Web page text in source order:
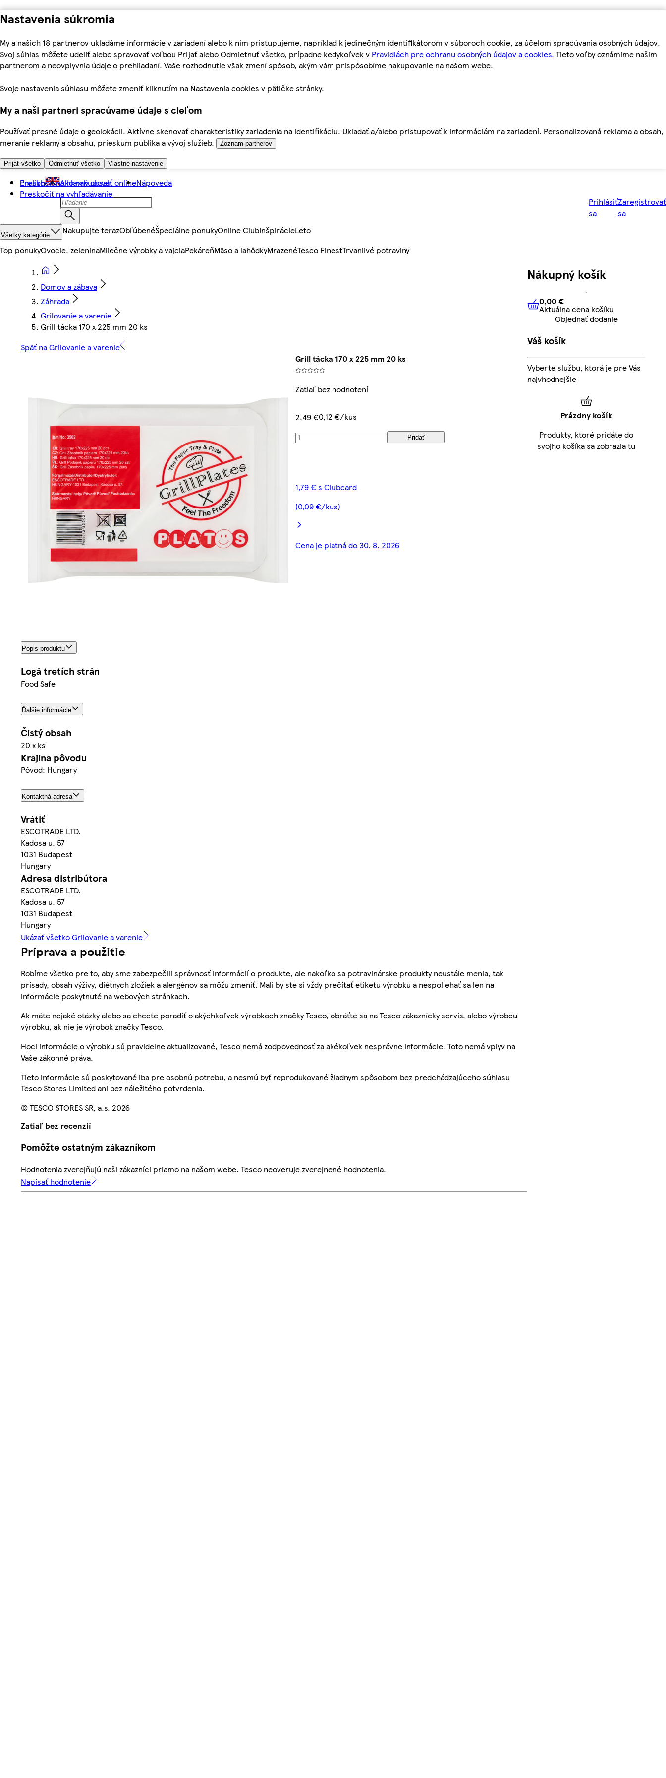
Nastavenia súkromia
My a našich 18 partnerov ukladáme informácie v zariadení alebo k nim pristupujeme, napríklad k jedinečným identifikátorom v súboroch cookie, za účelom spracúvania osobných údajov.
Svoj súhlas môžete udeliť alebo spravovať voľbou Prijať alebo Odmietnuť všetko, prípadne kedykoľvek v Pravidlách pre ochranu osobných údajov a cookies. Tieto voľby oznámime našim
partnerom a neovplyvnia údaje o prehliadaní. Vaše rozhodnutie však zmení spôsob, akým vám prispôsobíme nakupovanie na našom webe.
Svoje nastavenia súhlasu môžete zmeniť kliknutím na Nastavenia cookies v pätičke stránky.
My a naši partneri spracúvame údaje s cieľom
Používať presné údaje o geolokácii. Aktívne skenovať charakteristiky zariadenia na identifikáciu. Ukladať a/alebo pristupovať k informáciám na zariadení. Personalizovaná reklama a obsah,
meranie reklamy a obsahu, prieskum publika a vývoj služieb.
Zoznam partnerov
Prijať všetko Odmietnuť všetko Vlastné nastavenie
Preskočiť na hlavný obsah
Preskočiť na vyhľadávanie
English Ako nakupovať onlineNápoveda
Prihlásiť
sa
Zaregistrovať
sa
Všetky kategórie Nakupujte terazObľúbenéŠpeciálne ponukyOnline ClubInšpirácieLeto
Top ponukyOvocie, zeleninaMliečne výrobky a vajciaPekáreňMäso a lahôdkyMrazenéTesco FinestTrvanlivé potraviny
Domov a zábava
Záhrada
Grilovanie a varenie
Grill tácka 170 x 225 mm 20 ks
Späť na Grilovanie a varenie
Grill tácka 170 x 225 mm 20 ks
Zatiaľ bez hodnotení
2,49 €0,12 €/kus
Pridať
1,79 € s Clubcard
(0,09 €/kus)
Cena je platná do 30. 8. 2026
Popis produktu
Logá tretích strán
Food Safe
Ďalšie informácie
Čistý obsah
20 x ks
Krajina pôvodu
Pôvod: Hungary
Kontaktná adresa
Vrátiť
ESCOTRADE LTD.
Kadosa u. 57
1031 Budapest
Hungary
Adresa distribútora
ESCOTRADE LTD.
Kadosa u. 57
1031 Budapest
Hungary
Ukázať všetko Grilovanie a varenie
Príprava a použitie
Robíme všetko pre to, aby sme zabezpečili správnosť informácií o produkte, ale nakoľko sa potravinárske produkty neustále menia, tak
prísady, obsah výživy, diétnych zložiek a alergénov sa môžu zmeniť. Mali by ste si vždy prečítať etiketu výrobku a nespoliehať sa len na
informácie poskytnuté na webových stránkach.
Ak máte nejaké otázky alebo sa chcete poradiť o akýchkoľvek výrobkoch značky Tesco, obráťte sa na Tesco zákaznícky servis, alebo výrobcu
výrobku, ak nie je výrobok značky Tesco.
Hoci informácie o výrobku sú pravidelne aktualizované, Tesco nemá zodpovednosť za akékoľvek nesprávne informácie. Toto nemá vplyv na
Vaše zákonné práva.
Tieto informácie sú poskytované iba pre osobnú potrebu, a nesmú byť reprodukované žiadnym spôsobom bez predchádzajúceho súhlasu
Tesco Stores Limited ani bez náležitého potvrdenia.
© TESCO STORES SR, a.s. 2026
Zatiaľ bez recenzií
Pomôžte ostatným zákazníkom
Hodnotenia zverejňujú naši zákazníci priamo na našom webe. Tesco neoveruje zverejnené hodnotenia.
Napísať hodnotenie
Nákupný košík
0,00 € Aktuálna cena košíku
0,00 €
Aktuálna cena košíku
Objednať dodanie
Váš košík
Vyberte službu, ktorá je pre Vás
najvhodnejšie
Prázdny košík
Produkty, ktoré pridáte do
svojho košíka sa zobrazia tu